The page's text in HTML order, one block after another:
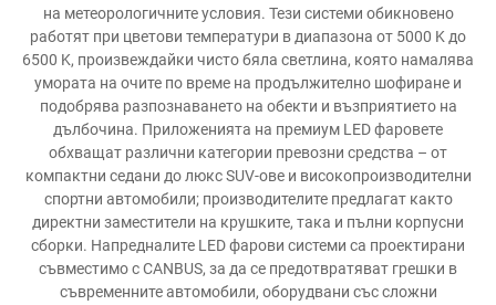
на метеорологичните условия. Тези системи обикновено
работят при цветови температури в диапазона от 5000 K до
6500 K, произвеждайки чисто бяла светлина, която намалява
умората на очите по време на продължително шофиране и
подобрява разпознаването на обекти и възприятието на
дълбочина. Приложенията на премиум LED фаровете
обхващат различни категории превозни средства – от
компактни седани до люкс SUV-ове и високопроизводителни
спортни автомобили; производителите предлагат както
директни заместители на крушките, така и пълни корпусни
сборки. Напредналите LED фарови системи са проектирани
съвместимо с CANBUS, за да се предотвратяват грешки в
съвременните автомобили, оборудвани със сложни